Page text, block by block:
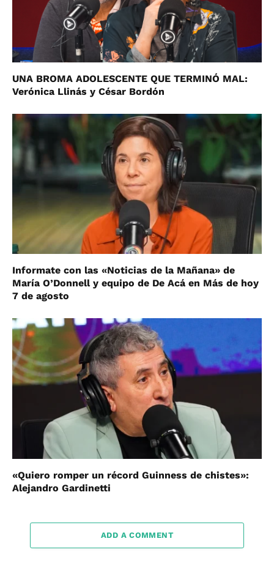
UNA BROMA ADOLESCENTE QUE TERMINÓ MAL:
Verónica Llinás y César Bordón
Informate con las «Noticias de la Mañana» de
María O’Donnell y equipo de De Acá en Más de hoy
7 de agosto
«Quiero romper un récord Guinness de chistes»:
Alejandro Gardinetti
ADD A COMMENT